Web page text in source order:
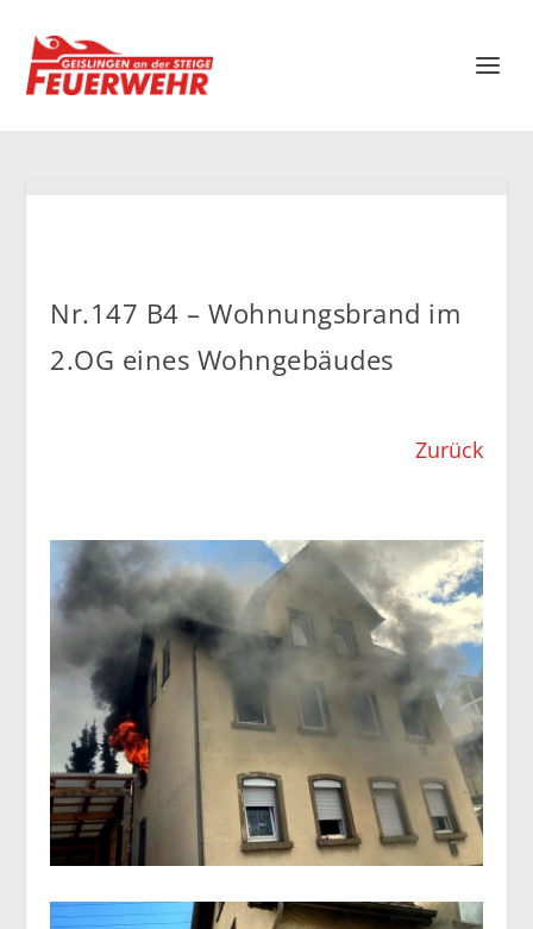
Nr.147 B4 – Wohnungsbrand im
2.OG eines Wohngebäudes
Zurück